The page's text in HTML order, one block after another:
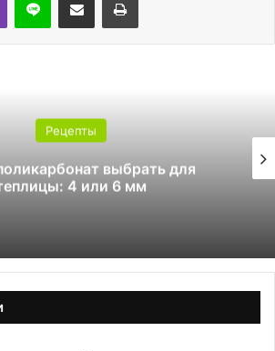
Рецепты
выбрать для
4 или 6 мм